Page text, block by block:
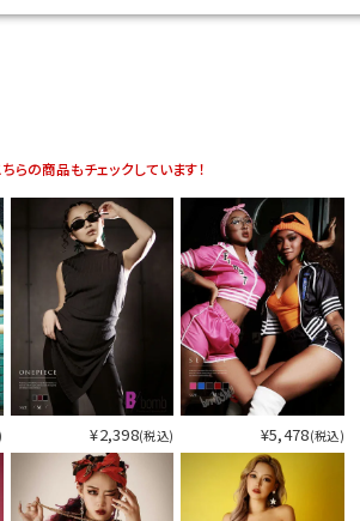
らの商品もチェックしています！
¥2,398(税込) ¥5,478(税込)